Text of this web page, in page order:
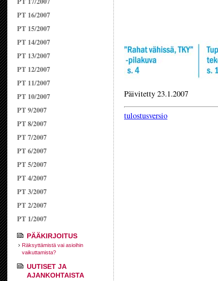
PT 16/2007
PT 15/2007
PT 14/2007
PT 13/2007
PT 12/2007
PT 11/2007
PT 10/2007
PT 9/2007
PT 8/2007
PT 7/2007
PT 6/2007
PT 5/2007
PT 4/2007
PT 3/2007
PT 2/2007
PT 1/2007
PÄÄKIRJOITUS
Räksyttämistä vai asioihin
vaikuttamista?
UUTISET JA
AJANKOHTAISTA
Päivitetty 23.1.2007
tulostusversio